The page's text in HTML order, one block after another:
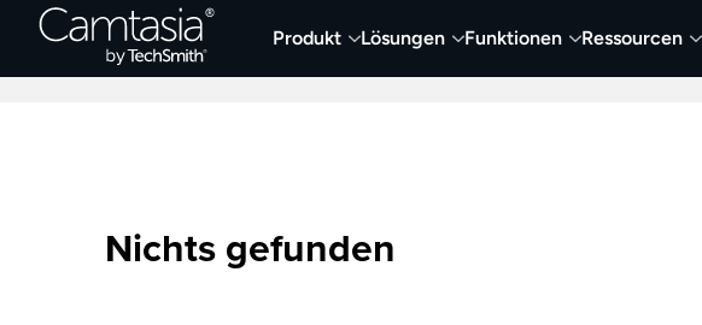
Direkt
Produkt Lösungen Funktionen Ressourcen
Neueste Artikel Screen Capture und Aufnehmen Video
Nichts gefunden